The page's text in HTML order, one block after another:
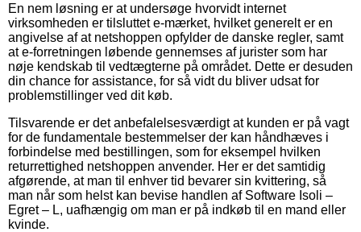
En nem løsning er at undersøge hvorvidt internet
virksomheden er tilsluttet e-mærket, hvilket generelt er en
angivelse af at netshoppen opfylder de danske regler, samt
at e-forretningen løbende gennemses af jurister som har
nøje kendskab til vedtægterne på området. Dette er desuden
din chance for assistance, for så vidt du bliver udsat for
problemstillinger ved dit køb.
Tilsvarende er det anbefalelsesværdigt at kunden er på vagt
for de fundamentale bestemmelser der kan håndhæves i
forbindelse med bestillingen, som for eksempel hvilken
returrettighed netshoppen anvender. Her er det samtidig
afgørende, at man til enhver tid bevarer sin kvittering, så
man når som helst kan bevise handlen af Software Isoli –
Egret – L, uafhængig om man er på indkøb til en mand eller
kvinde.